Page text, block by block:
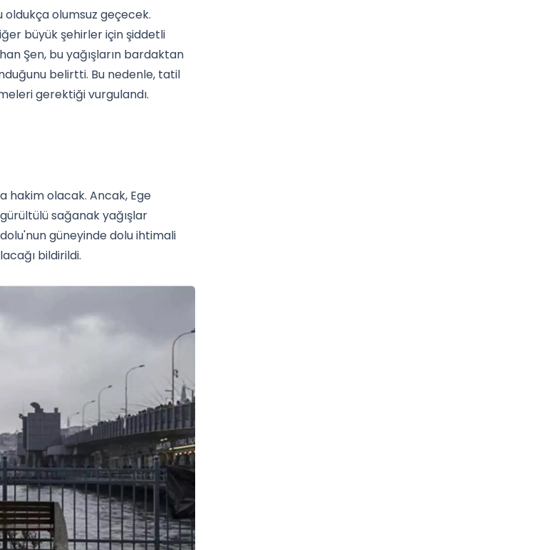
olumsuz geçecek.
büyük şehirler için şiddetli
Şen, bu yağışların bardaktan
belirtti. Bu nedenle, tatil
gerektiği vurgulandı.
hakim olacak. Ancak, Ege
sağanak yağışlar
güneyinde dolu ihtimali
bildirildi.